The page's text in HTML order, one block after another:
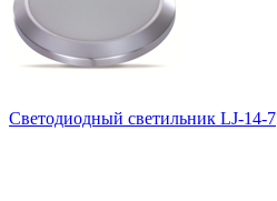
Светодиодный светильник LJ-14-7